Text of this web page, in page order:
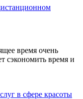
время очень
сэкономить время и
в сфере красоты